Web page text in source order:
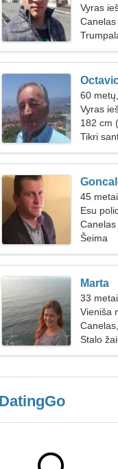
Vyras
Canelas
60
Vyras
182 cm
Tikri
45
Esu
moters
Canelas
Šeima
Marta
33
Vieniša
Stalo